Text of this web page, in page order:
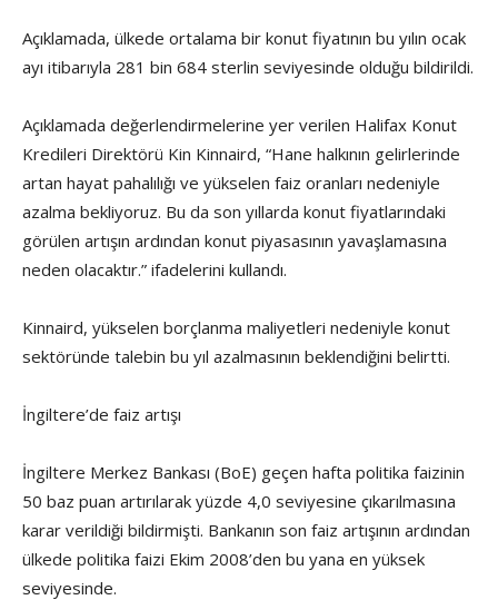
Açıklamada, ülkede ortalama bir konut fiyatının bu yılın ocak
ayı itibarıyla 281 bin 684 sterlin seviyesinde olduğu bildirildi.
Açıklamada değerlendirmelerine yer verilen Halifax Konut
Kredileri Direktörü Kin Kinnaird, “Hane halkının gelirlerinde
artan hayat pahalılığı ve yükselen faiz oranları nedeniyle
azalma bekliyoruz. Bu da son yıllarda konut fiyatlarındaki
görülen artışın ardından konut piyasasının yavaşlamasına
neden olacaktır.” ifadelerini kullandı.
Kinnaird, yükselen borçlanma maliyetleri nedeniyle konut
sektöründe talebin bu yıl azalmasının beklendiğini belirtti.
İngiltere’de faiz artışı
İngiltere Merkez Bankası (BoE) geçen hafta politika faizinin
50 baz puan artırılarak yüzde 4,0 seviyesine çıkarılmasına
karar verildiği bildirmişti. Bankanın son faiz artışının ardından
ülkede politika faizi Ekim 2008’den bu yana en yüksek
seviyesinde.